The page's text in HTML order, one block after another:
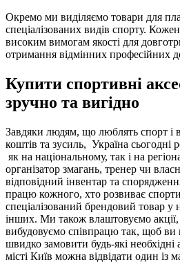
Окремо ми виділяємо товари для
спеціалізованих видів спорту.
високим вимогам якості для
отримання відмінних професійних
Купити спортивні
зручно та вигідно
Завдяки людям, що люблять спорт і
коштів та зусиль, Україна сьогодні
як на національному, так і на
організатор змагань, тренер чи
відповідний інвентар та
працю кожного, хто розвиває
спеціалізований брендовий товар у
інших. Ми також влаштовуємо
вибудовуємо співпрацю так, щоб ви
швидко замовити будь-які
місті Київ можна відвідати один із